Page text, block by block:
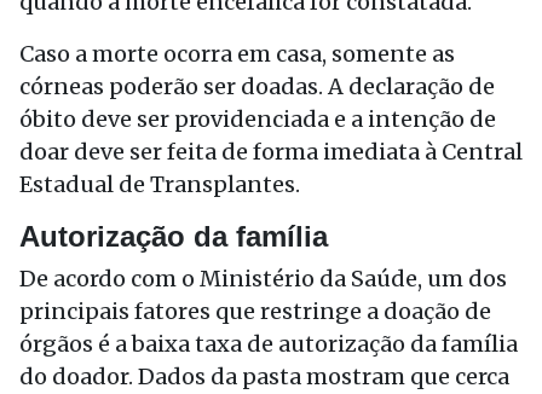
Caso a morte ocorra em casa, somente as
córneas poderão ser doadas. A declaração de
óbito deve ser providenciada e a intenção de
doar deve ser feita de forma imediata à Central
Estadual de Transplantes.
Autorização da família
De acordo com o Ministério da Saúde, um dos
principais fatores que restringe a doação de
órgãos é a baixa taxa de autorização da família
do doador. Dados da pasta mostram que cerca